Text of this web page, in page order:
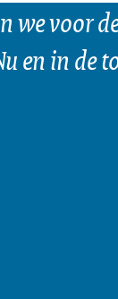
we voor
en in de